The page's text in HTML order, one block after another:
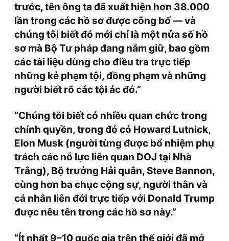
trước, tên ông ta đã xuất hiện hơn 38.000
lần trong các hồ sơ được công bố — và
chúng tôi biết đó mới chỉ là một nửa số hồ
sơ mà Bộ Tư pháp đang nắm giữ, bao gồm
các tài liệu dùng cho điều tra trực tiếp
những kẻ phạm tội, đồng phạm và những
người biết rõ các tội ác đó.”
“Chúng tôi biết có nhiều quan chức trong
chính quyền, trong đó có Howard Lutnick,
Elon Musk(người từng được bổ nhiệm phụ
trách các nỗ lực liên quan DOJ tại Nhà
Trắng), Bộ trưởng Hải quân, Steve Bannon,
cùng hơn ba chụccộng sự, người thân và
cá nhân liên đới trực tiếp với Donald Trump
được nêu tên trong các hồ sơ này.”
“Ít nhất 9–10 quốc gia trên thế giới đã mở